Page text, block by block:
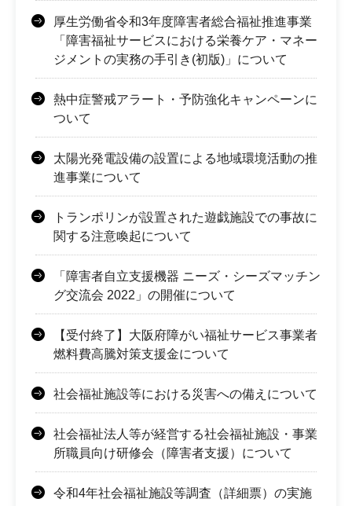
厚生労働省令和3年度障害者総合福祉推進事業
「障害福祉サービスにおける栄養ケア・マネー
ジメントの実務の手引き(初版)」について
熱中症警戒アラート・予防強化キャンペーンに
ついて
太陽光発電設備の設置による地域環境活動の推
進事業について
トランポリンが設置された遊戯施設での事故に
関する注意喚起について
「障害者自立支援機器 ニーズ・シーズマッチン
グ交流会 2022」の開催について
【受付終了】大阪府障がい福祉サービス事業者
燃料費高騰対策支援金について
社会福祉施設等における災害への備えについて
社会福祉法人等が経営する社会福祉施設・事業
所職員向け研修会（障害者支援）について
令和4年社会福祉施設等調査（詳細票）の実施